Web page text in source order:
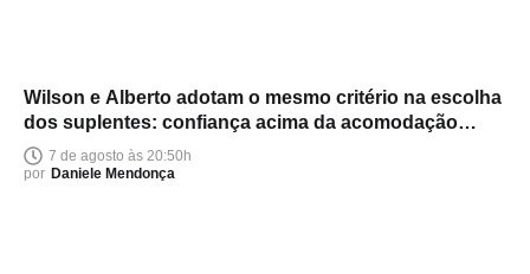
Wilson e Alberto adotam o mesmo critério na escolha
dos suplentes: confiança acima da acomodação
política
7 de agosto às 20:50h
por Daniele Mendonça